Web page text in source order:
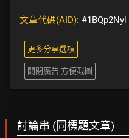
文章代碼(AID): #1BQp2Nyl
更多分享選項
關閉廣告 方便截圖
討論串 (同標題文章)